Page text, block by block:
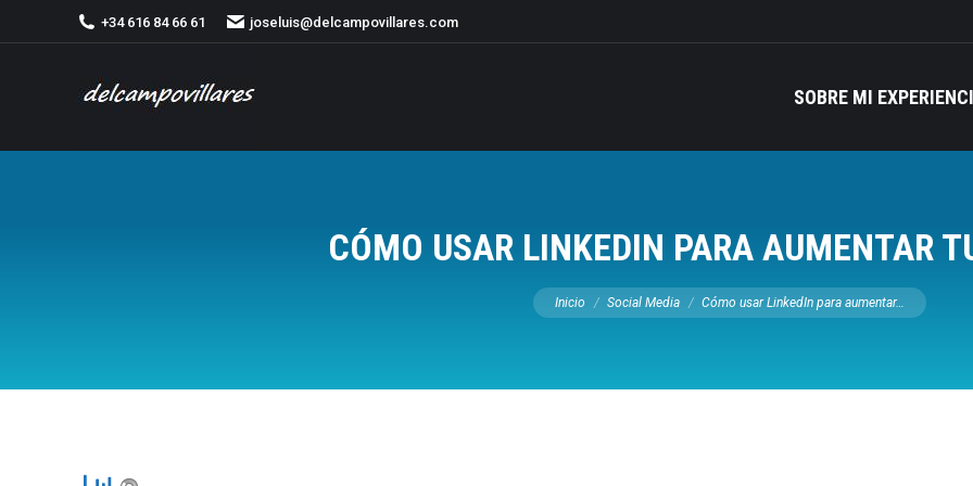
+34 616 84 66 61 joseluis@delcampovillares.com
SOBRE MI
CÓMO USAR LINKEDIN PARA AUMENTAR
Estás aquí:
Inicio Social Media Cómo usar LinkedIn para aumentar…